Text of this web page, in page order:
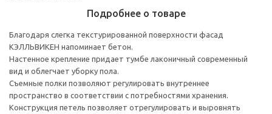
Подробнее о товаре
Благодаря слегка текстурированной поверхности фасад
КЭЛЛЬВИКЕН напоминает бетон.
Настенное крепление придает тумбе лаконичный современный
вид и облегчает уборку пола.
Съемные полки позволяют регулировать внутреннее
пространство в соответствии с потребностями хранения.
Конструкция петель позволяет отрегулировать и выровнять